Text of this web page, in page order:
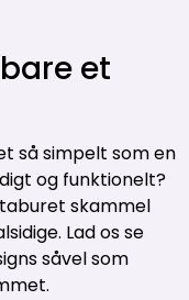
et
så simpelt som en
og funktionelt?
skammel
Lad os se
såvel som